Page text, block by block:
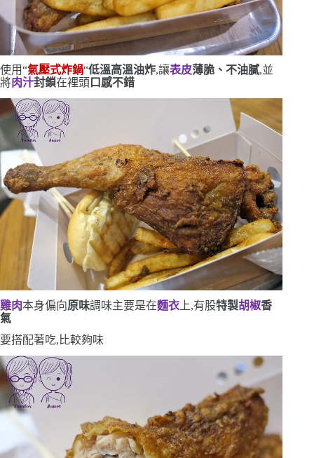
使用“氣壓式炸鍋“低溫高溫油炸,讓表皮薄脆、不油膩,並
將肉汁封鎖在裡頭 口感不錯
雞肉本身偏向原味調味主要是在麵衣 上,有股特製胡椒香
氣
要搭配著吃,比較夠味